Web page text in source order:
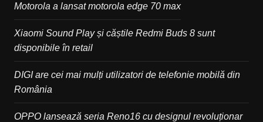
Motorola a lansat motorola edge 70 max
Xiaomi Sound Play și căștile Redmi Buds 8 sunt
disponibile în retail
DIGI are cei mai mulți utilizatori de telefonie mobilă din
România
OPPO lansează seria Reno16 cu designul revoluționar